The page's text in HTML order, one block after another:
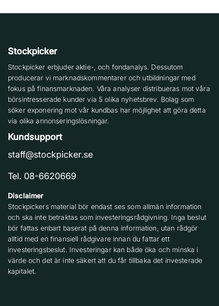
Stockpicker
Stockpicker erbjuder aktie-, och fondanalys. Dessutom
producerar vi marknadskommentarer och utbildningar med
fokus på finansmarknaden. Våra analyser distribueras mot våra
börsintresserade kunder via 5 olika nyhetsbrev. Bolag som
söker exponering mot vår kundbas har möjlighet att göra detta
via olika annonseringslösningar.
Kundsupport
staff@stockpicker.se
Tel. 08-6620669
Disclaimer
Stockpickers material bör endast ses som allmän information
och ska inte betraktas som investeringsrådgivning. Inga beslut
bör fattas enbart baserat på denna information, utan rådgör
alltid med en finansiell rådgivare innan du fattar ett
investeringsbeslut. Investeringar kan både öka och minska i
värde och det är inte säkert att du får tillbaka det investerade
kapitalet.